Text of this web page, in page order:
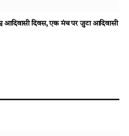
आदिवासी दिवस, एक मंच पर जुटा आदिवासी